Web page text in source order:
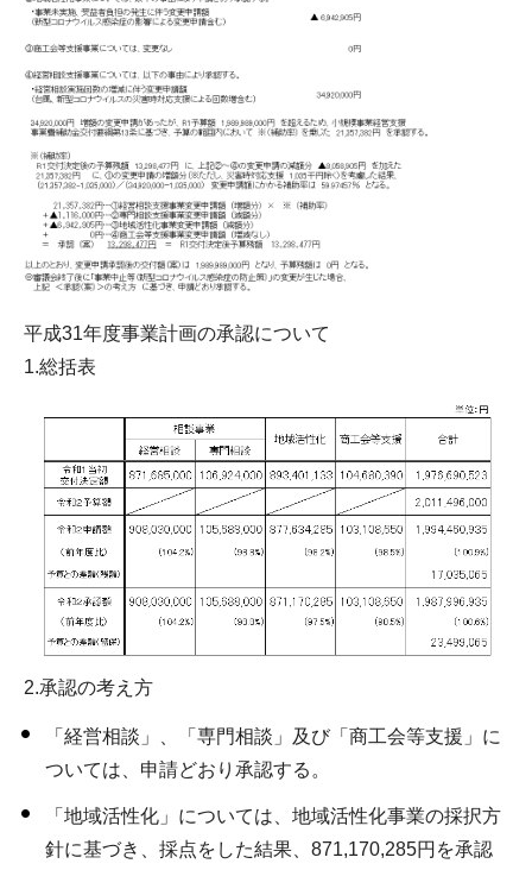
平成31年度事業計画の承認について
1.総括表
2.承認の考え方
「経営相談」、「専門相談」及び「商工会等支援」に
ついては、申請どおり承認する。
「地域活性化」については、地域活性化事業の採択方
針に基づき、採点をした結果、871,170,285円を承認